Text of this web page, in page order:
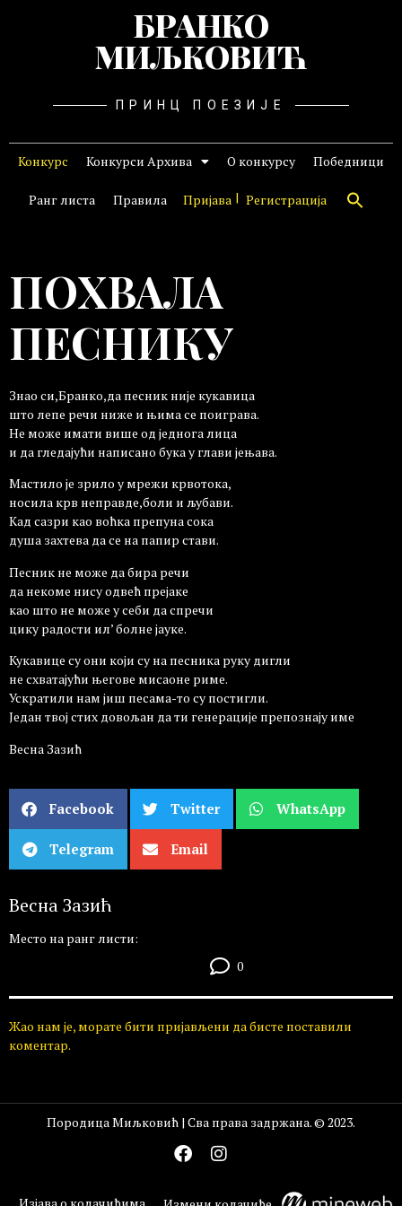
БРАНКО
МИЉКОВИЋ
ПРИНЦ ПОЕЗИЈЕ
Конкурс Конкурси Архива О конкурсу Победници
Ранг листа Правила Пријава Регистрација
ПОХВАЛА
ПЕСНИКУ
Знао си,Бранко,да песник није кукавица
што лепе речи ниже и њима се поиграва.
Не може имати више од једнога лица
и да гледајући написано бука у глави јењава.
Мастило је зрило у мрежи крвотока,
носила крв неправде,боли и љубави.
Кад сазри као воћка препуна сока
душа захтева да се на папир стави.
Песник не може да бира речи
да некоме нису одвећ прејаке
као што не може у себи да спречи
цику радости ил’ болне јауке.
Кукавице су они који су на песника руку дигли
не схватајући његове мисаоне риме.
Ускратили нам јиш песама-то су постигли.
Један твој стих довољан да ти генерације препознају име
Весна Зазић
Facebook Twitter WhatsApp
Telegram Email
Весна Зазић
Место на ранг листи:
0
Жао нам је, морате бити пријављени да бисте поставили
коментар.
Породица Миљковић | Сва права задржана. © 2023.